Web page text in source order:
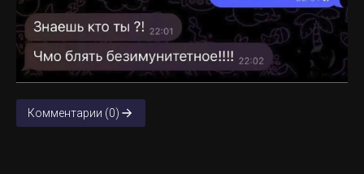
Комментарии (0)